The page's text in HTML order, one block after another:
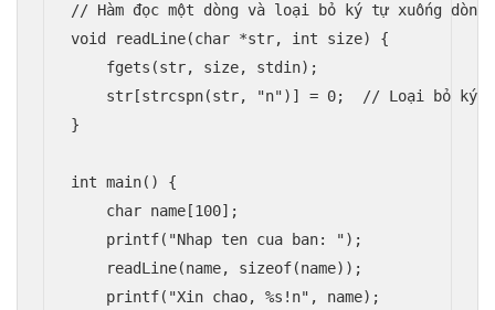
// Hàm đọc một dòng và loại bỏ ký tự xuống dòng
void readLine(char *str, int size) {
    fgets(str, size, stdin);
str[strcspn(str, "n")] = 0;  // Loại bỏ ký
}
int main() {
    char name[100];
    printf("Nhap ten cua ban: ");
    readLine(name, sizeof(name));
    printf("Xin chao, %s!n", name);